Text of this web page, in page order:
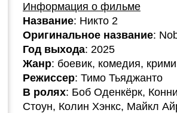
Информация о фильме
Название: Никто 2
Оригинальное название:
Год выхода: 2025
Жанр: боевик, комедия,
Режиссер: Тимо Тьяджанто
В ролях: Боб Оденкёрк,
Стоун, Колин Хэнкс, Майкл